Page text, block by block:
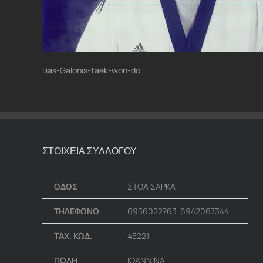
Ilias-Galonis-taek-won-do
ΣΤΟΙΧΕΙΑ ΣΥΛΛΟΓΟΥ
ΟΔΟΣ ΣΤΟΑ ΣΑΡΚΑ
ΤΗΛΕΦΩΝΟ 6936022763-6942067344
ΤΑΧ. ΚΩΔ. 45221
ΠΟΛΗ ΙΩΑΝΝΙΝΑ